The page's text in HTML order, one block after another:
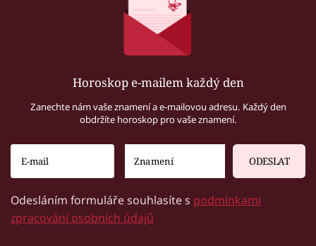
Horoskop e-mailem každý den
Zanechte nám vaše znamení a e-mailovou adresu. Každý den
obdržíte horoskop pro vaše znamení.
ODESLAT
Odesláním formuláře souhlasíte s podmínkami
zpracování osobních údajů